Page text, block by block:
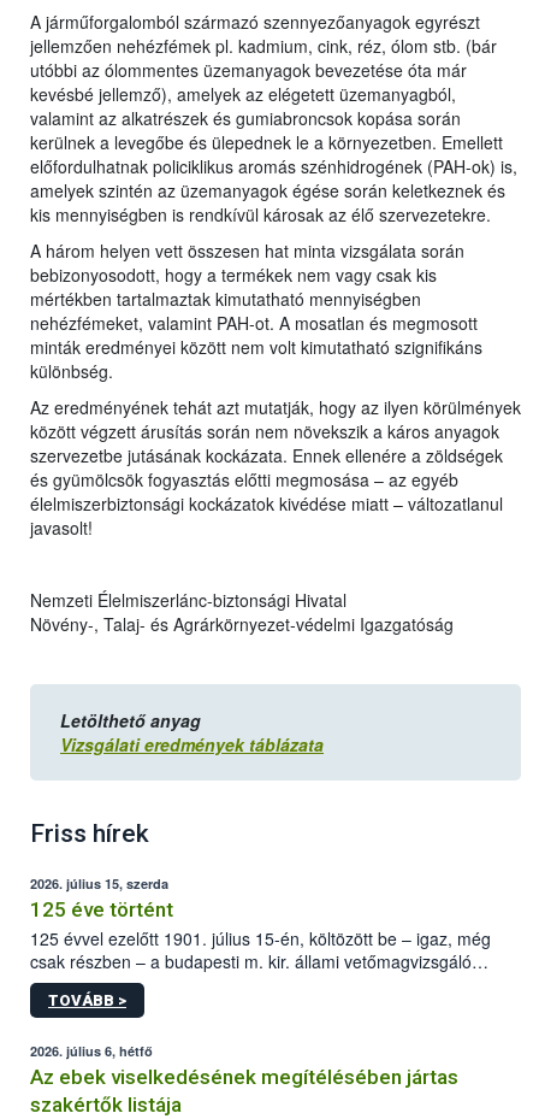
A járműforgalomból származó szennyezőanyagok egyrészt
jellemzően nehézfémek pl. kadmium, cink, réz, ólom stb. (bár
utóbbi az ólommentes üzemanyagok bevezetése óta már
kevésbé jellemző), amelyek az elégetett üzemanyagból,
valamint az alkatrészek és gumiabroncsok kopása során
kerülnek a levegőbe és ülepednek le a környezetben. Emellett
előfordulhatnak policiklikus aromás szénhidrogének (PAH-ok) is,
amelyek szintén az üzemanyagok égése során keletkeznek és
kis mennyiségben is rendkívül károsak az élő szervezetekre.
A három helyen vett összesen hat minta vizsgálata során
bebizonyosodott, hogy a termékek nem vagy csak kis
mértékben tartalmaztak kimutatható mennyiségben
nehézfémeket, valamint PAH-ot. A mosatlan és megmosott
minták eredményei között nem volt kimutatható szignifikáns
különbség.
Az eredményének tehát azt mutatják, hogy az ilyen körülmények
között végzett árusítás során nem növekszik a káros anyagok
szervezetbe jutásának kockázata. Ennek ellenére a zöldségek
és gyümölcsök fogyasztás előtti megmosása – az egyéb
élelmiszerbiztonsági kockázatok kivédése miatt – változatlanul
javasolt!
Nemzeti Élelmiszerlánc-biztonsági Hivatal
Növény-, Talaj- és Agrárkörnyezet-védelmi Igazgatóság
Letölthető anyag
Vizsgálati eredmények táblázata
Friss hírek
2026. július 15, szerda
125 éve történt
125 évvel ezelőtt 1901. július 15-én, költözött be – igaz, még
csak részben – a budapesti m. kir. állami vetőmagvizsgáló
állomás a Kis Rókus utca 15. szám alatti, Czigler Győző által
tervezett új épületébe.
TOVÁBB >
2026. július 6, hétfő
Az ebek viselkedésének megítélésében jártas
szakértők listája